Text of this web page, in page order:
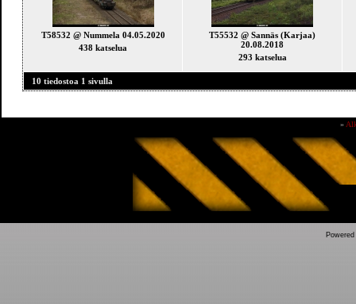
T58532 @ Nummela 04.05.2020
438 katselua
T55532 @ Sannäs (Karjaa)
20.08.2018
293 katselua
10 tiedostoa 1 sivulla
»